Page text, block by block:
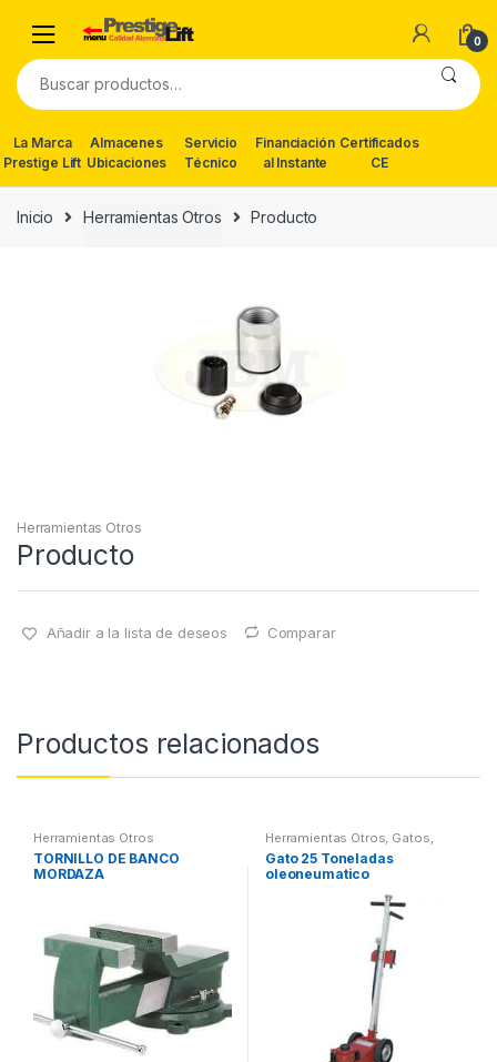
navigation
content
0
Buscar
por:
La Marca
Prestige Lift
Almacenes
Ubicaciones
Servicio
Técnico
Financiación
al Instante
Certificados
CE
Inicio Herramientas Otros Producto
Herramientas Otros
Producto
Añadir a la lista de deseos Comparar
Productos relacionados
Herramientas Otros
TORNILLO DE BANCO
MORDAZA
Herramientas Otros, Gatos,
Soportes y Hidraulica
Gato 25 Toneladas
oleoneumatico